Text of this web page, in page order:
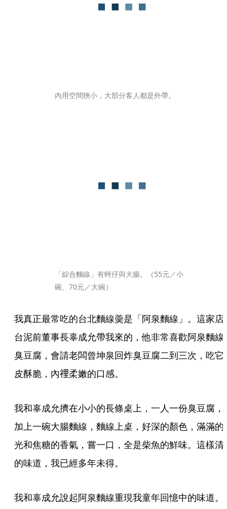
內用空間狹小，大部分客人都是外帶。
「綜合麵線」有蚵仔與大腸。（55元／小
碗、70元／大碗）
我真正最常吃的台北麵線羮是「阿泉麵線」。這家店
台泥前董事長辜成允帶我來的，他非常喜歡阿泉麵線
臭豆腐，會請老闆曾坤泉回炸臭豆腐二到三次，吃它
皮酥脆，內𥚃柔嫩的口感。
我和辜成允擠在小小的長條桌上，一人一份臭豆腐，
加上一碗大腸麵線，麵線上桌，好深的顏色，滿滿的
光和焦糖的香氣，嘗一口，全是柴魚的鮮味。這樣清
的味道，我已經多年未得。
我和辜成允說起阿泉麵線重現我童年回憶中的味道。